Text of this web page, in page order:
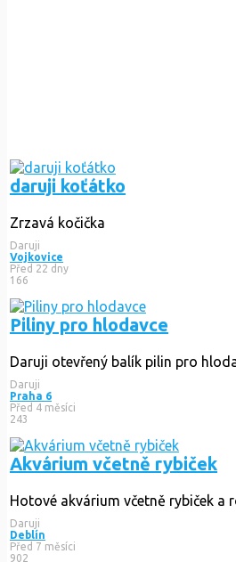
daruji koťátko
Zrzavá kočička
Daruji
Vojkovice
Před 22 dny
166
Piliny pro hlodavce
Daruji otevřený balík pilin pro
Daruji
Praha 6
Před 4 měsíci
243
Akvárium včetně rybiček
Hotové akvárium včetně rybiček a
Daruji
Deblín
Před 7 měsíci
902